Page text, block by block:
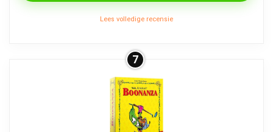
Lees volledige recensie
7